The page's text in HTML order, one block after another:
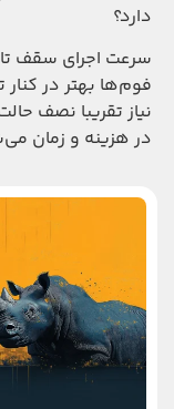
دارد؟
سرعت اجرای سقف تا
فوم‌ها بهتر در
در هزینه و زمان